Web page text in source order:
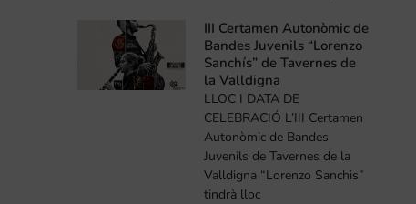
III Certamen Autonòmic de
Bandes Juvenils “Lorenzo
Sanchís” de Tavernes de
la Valldigna
LLOC I DATA DE
CELEBRACIÓ L’III Certamen
Autonòmic de Bandes
Juvenils de Tavernes de la
Valldigna “Lorenzo Sanchis”
tindrà lloc